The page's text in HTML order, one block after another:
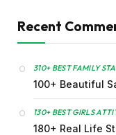
Recent
310+ BEST FAMILY
100+ Beautiful
130+ BEST GIRLS
180+ Real Life